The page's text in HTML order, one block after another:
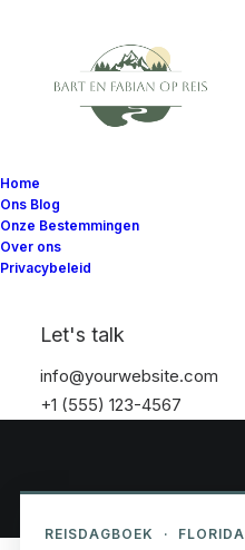
Home
Ons Blog
Onze Bestemmingen
Over ons
Privacybeleid
Let's talk
info@yourwebsite.com
+1 (555) 123-4567
REISDAGBOEK · FLORIDA